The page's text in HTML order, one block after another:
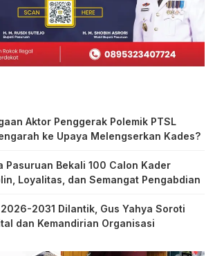
Aktor Penggerak Polemik PTSL
ke Upaya Melengserkan Kades?
Pasuruan Bekali 100 Calon Kader
Loyalitas, dan Semangat Pengabdian
2026-2031 Dilantik, Gus Yahya Soroti
dan Kemandirian Organisasi